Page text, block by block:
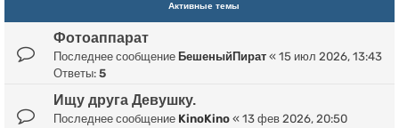
Активные темы
Фотоаппарат
Последнее сообщение БешеныйПират « 15 июл 2026, 13:43
Ответы: 5
Ищу друга Девушку.
Последнее сообщение KinoKino « 13 фев 2026, 20:50